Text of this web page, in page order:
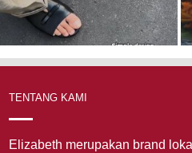
TENTANG KAMI
Elizabeth merupakan brand